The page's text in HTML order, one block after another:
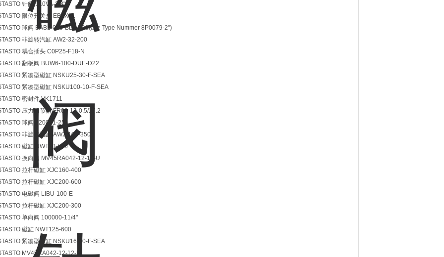
针阀 110VA-3/8"
限位开关盒 EB0X01
球阀 BAB1-009-BLTV-D0(alte Type Nummer 8P0079-2")
非旋转汽缸 AW2-32-200
耦合插头 C0P25-F18-N
翻板阀 BUW6-100-DUE-D22
紧凑型磁缸 NSKU25-30-F-SEA
紧凑型磁缸 NSKU100-10-F-SEA
密封件 VK1711
压力调节器 FR09-12-0.5/17.2
球阀 720001-25
非旋转汽缸 AW2-100-350
磁缸 NWT40-500
换向阀 MV45RA042-12-12-U
拉杆磁缸 XJC160-400
拉杆磁缸 XJC200-600
电磁阀 LIBU-100-E
拉杆磁缸 XJC200-300
单向阀 100000-11/4"
磁缸 NWT125-600
紧凑型磁缸 NSKU16-50-F-SEA
MV45RA042-12-12-U